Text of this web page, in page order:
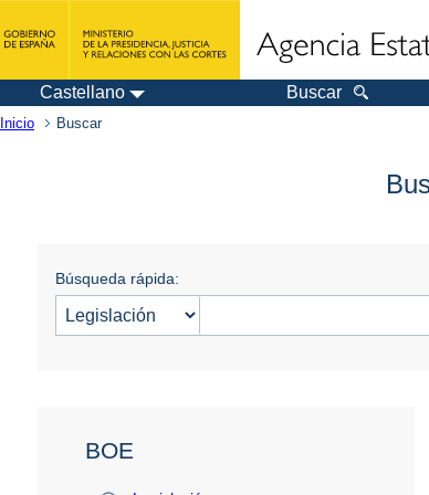
Castellano Buscar
Inicio Buscar
Búsqueda rápida:
BOE